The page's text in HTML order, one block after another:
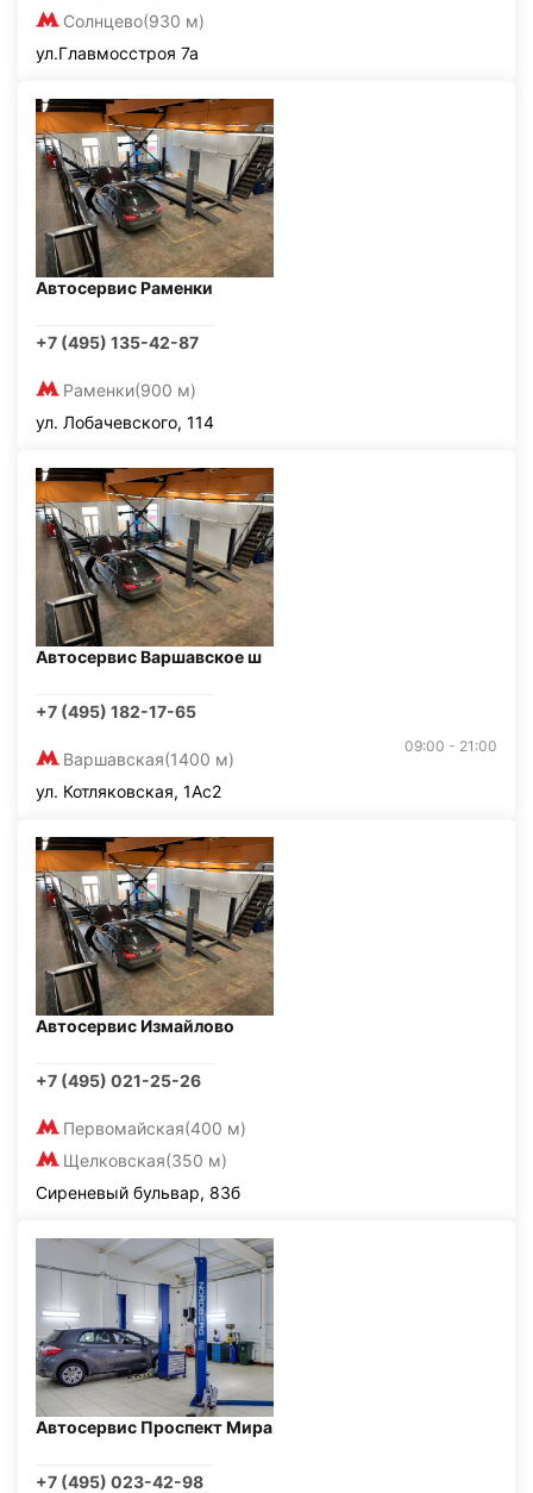
Солнцево(930 м)
ул.Главмосстроя 7а
Автосервис Раменки
+7 (495) 135-42-87
Раменки(900 м)
ул. Лобачевского, 114
Автосервис Варшавское ш
+7 (495) 182-17-65
Варшавская(1400 м)
09:00 - 21:00
ул. Котляковская, 1Ас2
Автосервис Измайлово
+7 (495) 021-25-26
Первомайская(400 м)
Щелковская(350 м)
Сиреневый бульвар, 83б
Автосервис Проспект Мира
+7 (495) 023-42-98